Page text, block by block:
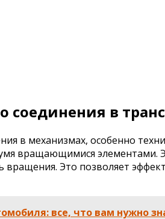
соединения в
в механизмах, особенно
вращающимися элементами.
вращения. Это позволяет
все, что вам нужно